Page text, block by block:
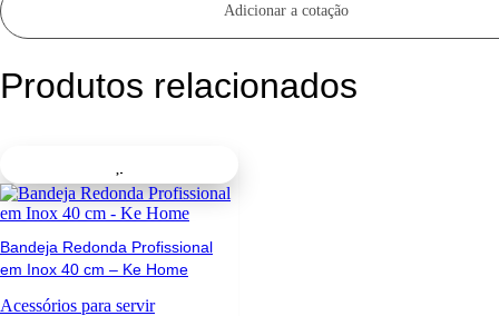
Adicionar a cotação
Produtos relacionados
Bandeja Redonda Profissional
em Inox 40 cm – Ke Home
Acessórios para servir